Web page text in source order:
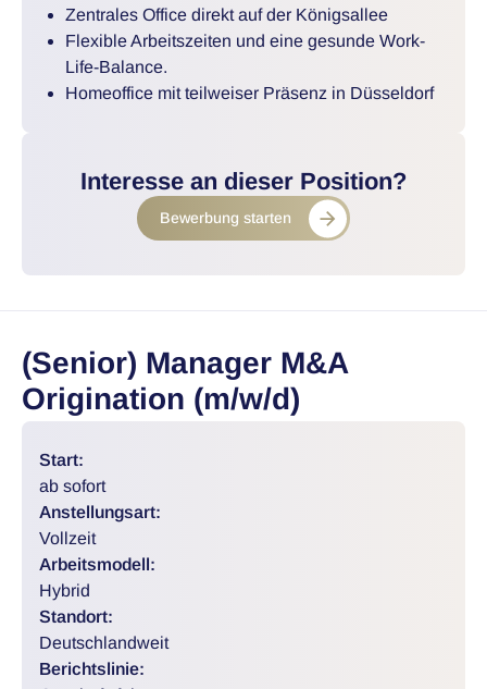
Zentrales Office direkt auf der Königsallee
Flexible Arbeitszeiten und eine gesunde Work-
Life-Balance.
Homeoffice mit teilweiser Präsenz in Düsseldorf
Interesse an dieser Position?
Bewerbung starten
(Senior) Manager M&A
Origination (m/w/d)
Start:
ab sofort
Anstellungsart:
Vollzeit
Arbeitsmodell:
Hybrid
Standort:
Deutschlandweit
Berichtslinie: